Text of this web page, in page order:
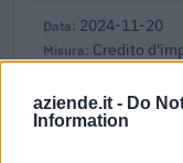
aziende.it - Do
Information
2024-11-20
Credito
modificato da art. 1,
agenzia delle